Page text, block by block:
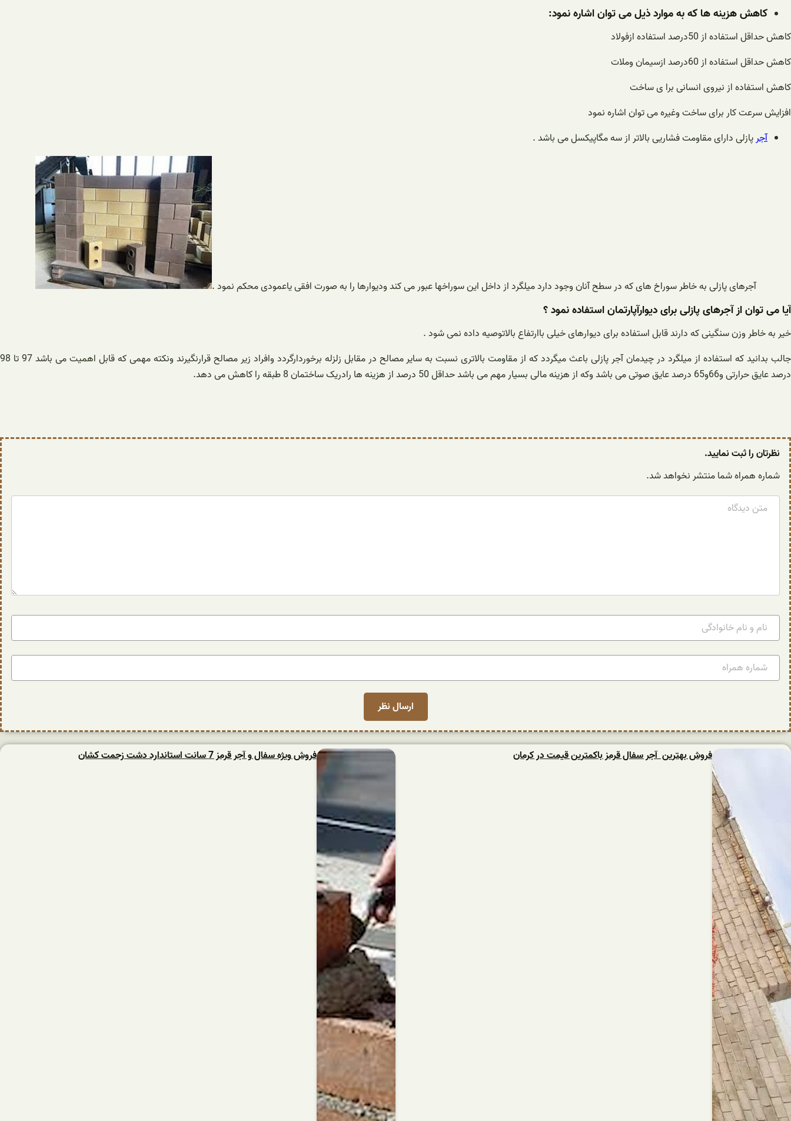
کاهش هزینه ها که به موارد ذیل می توان اشاره نمود:
کاهش حداقل استفاده از 50درصد استفاده ازفولاد
کاهش حداقل استفاده از 60درصد ازسیمان وملات
کاهش استفاده از نیروی انسانی برا ی ساخت
افزایش سرعت کار برای ساخت وغیره می توان اشاره نمود
آجرپازلی دارای مقاومت فشاریی بالاتر از سه مگاپیکسل می باشد .
آجرهای پازلی به خاطر سوراخ های که در سطح آنان وجود دارد میلگرد از داخل این سوراخها عبور می کند ودیوارها را به صورت افقی یاعمودی محکم نمود .
آیا می توان از آجرهای پازلی برای دیوارآپارتمان استفاده نمود ؟
خیر به خاطر وزن سنگینی که دارند قابل استفاده برای دیوارهای خیلی باارتفاع بالاتوصیه داده نمی شود .
جالب بدانید که استفاده از میلگرد در چیدمان آجر پازلی باعث میگردد که از مقاومت بالاتری نسبت به سایر مصالح در مقابل زلزله برخوردارگردد وافراد زیر مصالح قرارنگیرند ونکته مهمی که قابل اهمیت می باشد 97 تا 98
درصد عایق حرارتی و66و65 درصد عایق صوتی می باشد وکه از هزینه مالی بسیار مهم می باشد حداقل 50 درصد از هزینه ها رادریک ساختمان 8 طبقه را کاهش می دهد.
نظرتان را ثبت نمایید.
شماره همراه شما منتشر نخواهد شد.
فروش بهترین آجر سفال قرمز باکمترین قیمت در کرمان فروش ویژه سفال و آجر قرمز 7 سانت استاندارد دشت زحمت کشان